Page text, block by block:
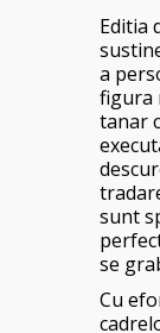
Editia
a
figura
tanar
sunt
se
Cu